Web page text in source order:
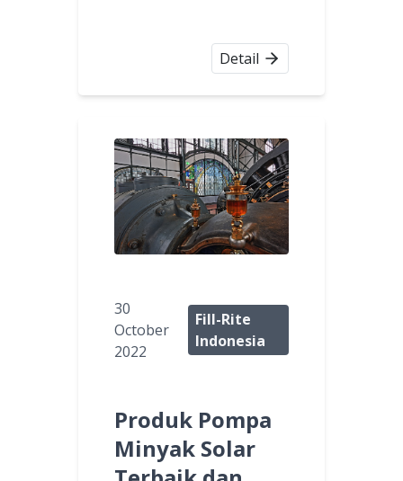
Detail
30
October
2022
Fill-Rite
Indonesia
Produk Pompa
Minyak Solar